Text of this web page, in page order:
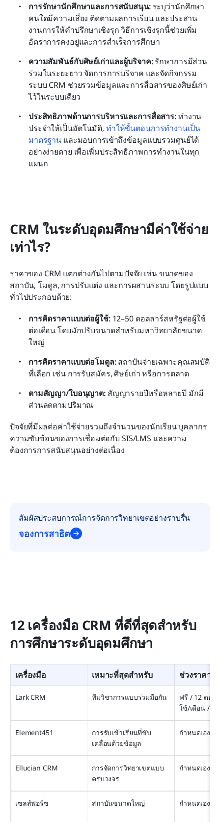
การรักษานักศึกษาและการสนับสนุน: ระบุว่านักศึกษา
คนใดมีความเสี่ยง ติดตามผลการเรียน และประสาน
งานการให้คำปรึกษาเชิงรุก วิธีการเชิงรุกนี้ช่วยเพิ่ม
อัตราการคงอยู่และการสำเร็จการศึกษา
ความสัมพันธ์กับศิษย์เก่าและผู้บริจาค: รักษาการมีส่วน
ร่วมในระยะยาว จัดการการบริจาค และจัดกิจกรรม
ระบบ CRM ช่วยรวมข้อมูลและการสื่อสารของศิษย์เก่า
ไว้ในระบบเดียว
ประสิทธิภาพด้านการบริหารและการสื่อสาร: ทำงาน
ประจำให้เป็นอัตโนมัติ, ทำให้ขั้นตอนการทำงานเป็น
มาตรฐาน และมอบการเข้าถึงข้อมูลแบบรวมศูนย์ได้
อย่างง่ายดาย เพื่อเพิ่มประสิทธิภาพการทำงานในทุก
แผนก
CRM ในระดับอุดมศึกษามีค่าใช้จ่าย
เท่าไร?
ราคาของ CRM แตกต่างกันไปตามปัจจัย เช่น ขนาดของ
สถาบัน, โมดูล, การปรับแต่ง และการผสานระบบ โดยรูปแบบ
ทั่วไปประกอบด้วย:
การคิดราคาแบบต่อผู้ใช้: 12–50 ดอลลาร์สหรัฐต่อผู้ใช้
ต่อเดือน โดยมักปรับขนาดสำหรับมหาวิทยาลัยขนาด
ใหญ่
การคิดราคาแบบต่อโมดูล: สถาบันจ่ายเฉพาะคุณสมบัติ
ที่เลือก เช่น การรับสมัคร, ศิษย์เก่า หรือการตลาด
ตามสัญญา/ใบอนุญาต: สัญญารายปีหรือหลายปี มักมี
ส่วนลดตามปริมาณ
ปัจจัยที่มีผลต่อค่าใช้จ่ายรวมถึงจำนวนของนักเรียน บุคลากร
ความซับซ้อนของการเชื่อมต่อกับ SIS/LMS และความ
ต้องการการสนับสนุนอย่างต่อเนื่อง
สัมผัสประสบการณ์การจัดการวิทยาเขตอย่างราบรื่น
จองการสาธิต
12 เครื่องมือ CRM ที่ดีที่สุดสำหรับ
การศึกษาระดับอุดมศึกษา
เครื่องมือ เหมาะที่สุดสำหรับ ช่วงราคาสิ
Lark CRM ทีมวิชาการแบบร่วมมือกัน
ฟรี / 12 ดอล
ใช้/เดือน / อ
Element451
การรับเข้าเรียนที่ขับ
เคลื่อนด้วยข้อมูล
กำหนดเอง
Ellucian CRM
การจัดการวิทยาเขตแบบ
ครบวงจร
กำหนดเอง
เซลส์ฟอร์ซ สถาบันขนาดใหญ่ กำหนดเอง